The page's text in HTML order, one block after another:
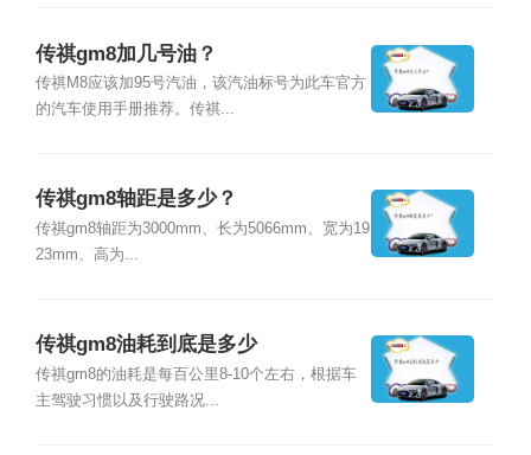
传祺gm8加几号油？
传祺M8应该加95号汽油，该汽油标号为此车官方
的汽车使用手册推荐。传祺...
传祺gm8轴距是多少？
传祺gm8轴距为3000mm、长为5066mm、宽为19
23mm、高为...
传祺gm8油耗到底是多少
传祺gm8的油耗是每百公里8-10个左右，根据车
主驾驶习惯以及行驶路况...